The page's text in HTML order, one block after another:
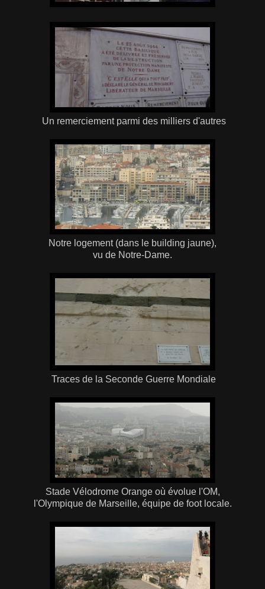
Un remerciement parmi des milliers d'autres
Notre logement (dans le building jaune),
vu de Notre-Dame.
Traces de la Seconde Guerre Mondiale
Stade Vélodrome Orange où évolue l'OM,
l'Olympique de Marseille, équipe de foot locale.